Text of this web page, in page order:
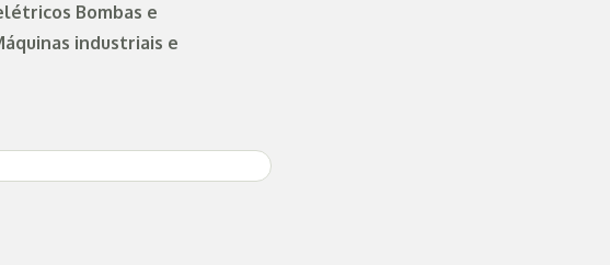
Bombas e
industriais e